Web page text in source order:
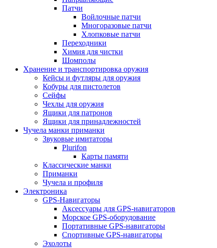
Патчи
Войлочные патчи
Многоразовые патчи
Хлопковые патчи
Переходники
Химия для чистки
Шомполы
Хранение и транспортировка оружия
Кейсы и футляры для оружия
Кобуры для пистолетов
Сейфы
Чехлы для оружия
Ящики для патронов
Ящики для принадлежностей
Чучела манки приманки
Звуковые имитаторы
Plurifon
Карты памяти
Классические манки
Приманки
Чучела и профиля
Электроника
GPS-Навигаторы
Аксессуары для GPS-навигаторов
Морское GPS-оборудование
Портативные GPS-навигаторы
Спортивные GPS-навигаторы
Эхолоты